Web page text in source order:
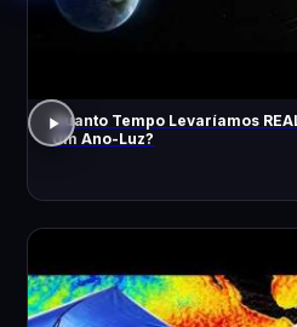
Quanto Tempo Levaríamos
Um Ano-Luz?